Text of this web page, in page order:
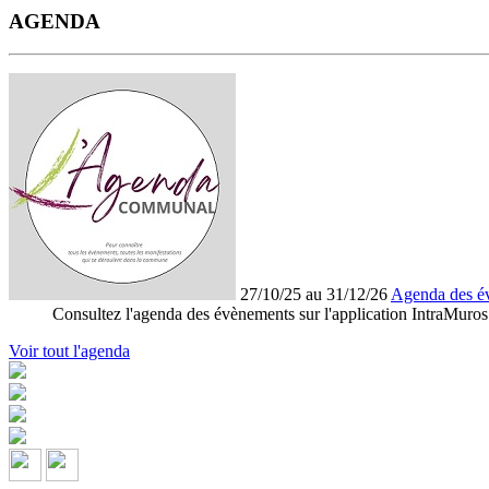
AGENDA
27/10/25 au 31/12/26 Agenda des
Consultez l'agenda des évènements sur l'application IntraMuros
Voir tout l'agenda